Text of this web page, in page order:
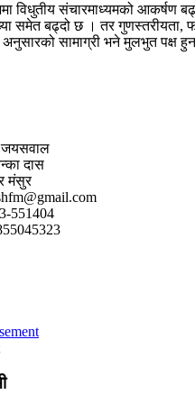
विधुतीय संचारमाध्यमको आकर्षण
समेत बढ्दो छ । तर गुणस्तरीयता,
सामाग्री भने मुलभुत पक्ष
जयसवाल
दास
मंसुर
551404